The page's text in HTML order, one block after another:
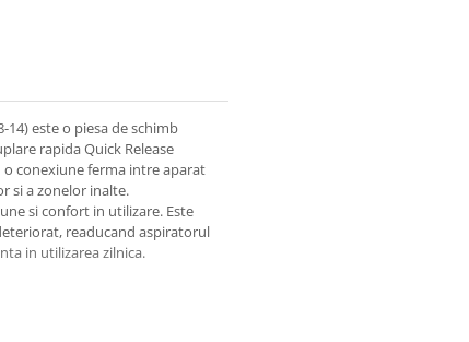
14) este o piesa de schimb
rapida Quick Release
conexiune ferma intre aparat
si a zonelor inalte.
si confort in utilizare. Este
readucand aspiratorul
in utilizarea zilnica.